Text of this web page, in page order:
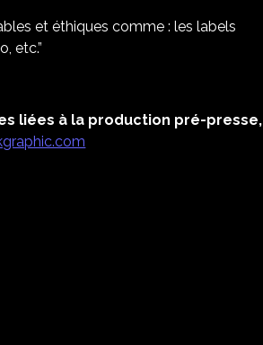
et éthiques comme : les labels
etc.”
liées à la production pré-presse,